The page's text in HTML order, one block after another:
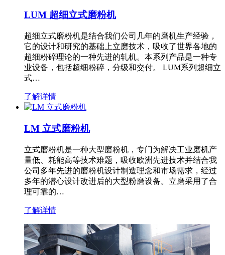
LUM 超细立式磨粉机
超细立式磨粉机是结合我们公司几年的磨机生产经验，
它的设计和研究的基础上立磨技术，吸收了世界各地的
超细粉碎理论的一种先进的轧机。本系列产品是一种专
业设备，包括超细粉碎，分级和交付。 LUM系列超细立
式…
了解详情
LM 立式磨粉机
立式磨粉机是一种大型磨粉机，专门为解决工业磨机产
量低、耗能高等技术难题，吸收欧洲先进技术并结合我
公司多年先进的磨粉机设计制造理念和市场需求，经过
多年的潜心设计改进后的大型粉磨设备。立磨采用了合
理可靠的…
了解详情